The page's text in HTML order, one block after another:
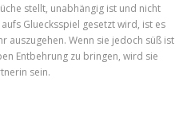
stellt, unabhängig ist und nicht
Gluecksspiel gesetzt wird, ist es
auszugehen. Wenn sie jedoch süß ist
Entbehrung zu bringen, wird sie
sein.